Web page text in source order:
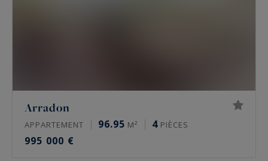
Arradon
APPARTEMENT 96.95 M² 4 PIÈCES
995 000 €